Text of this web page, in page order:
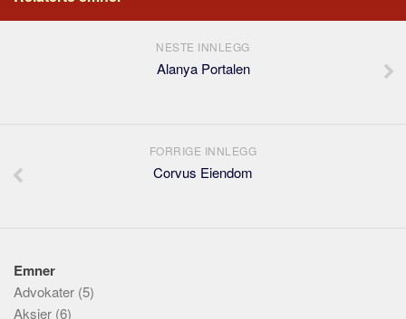
NESTE INNLEGG
Alanya Portalen
FORRIGE INNLEGG
Corvus Eiendom
Emner
Advokater (5)
Aksjer (6)